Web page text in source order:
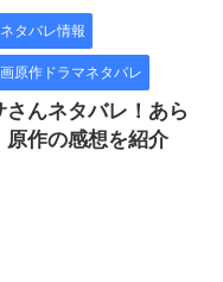
タバレ情報
原作ドラマネタバレ
んネタバレ！あら
作の感想を紹介